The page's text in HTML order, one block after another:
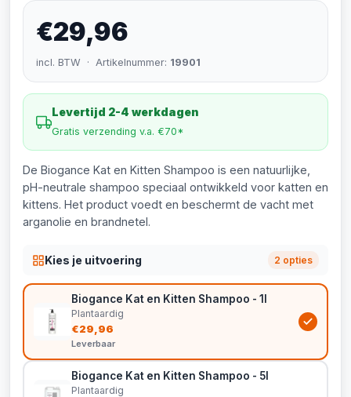
€29,96
incl. BTW · Artikelnummer: 19901
Levertijd 2-4 werkdagen
Gratis verzending v.a. €70*
De Biogance Kat en Kitten Shampoo is een natuurlijke,
pH-neutrale shampoo speciaal ontwikkeld voor katten en
kittens. Het product voedt en beschermt de vacht met
arganolie en brandnetel.
Kies je uitvoering 2 opties
Biogance Kat en Kitten Shampoo - 1l
Plantaardig
€29,96
Leverbaar
Biogance Kat en Kitten Shampoo - 5l
Plantaardig